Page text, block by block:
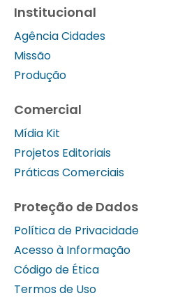
Institucional
Agência Cidades
Missão
Produção
Comercial
Mídia Kit
Projetos Editoriais
Práticas Comerciais
Proteção de Dados
Política de Privacidade
Acesso à Informação
Código de Ética
Termos de Uso